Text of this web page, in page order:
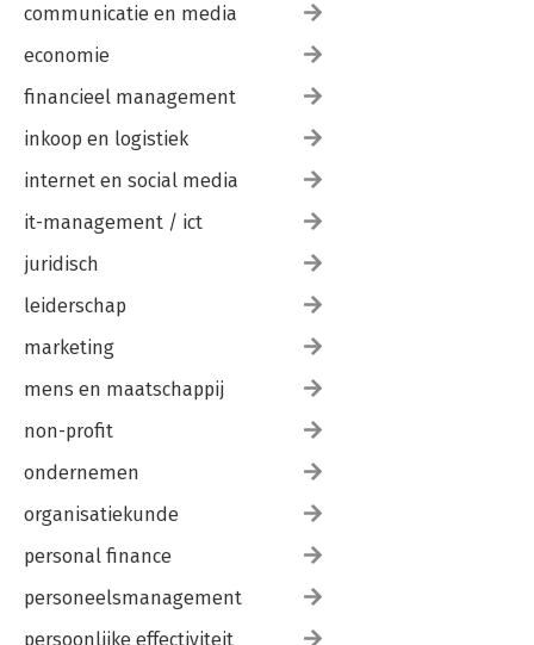
communicatie en media
economie
financieel management
inkoop en logistiek
internet en social media
it-management / ict
juridisch
leiderschap
marketing
mens en maatschappij
non-profit
ondernemen
organisatiekunde
personal finance
personeelsmanagement
persoonlijke effectiviteit